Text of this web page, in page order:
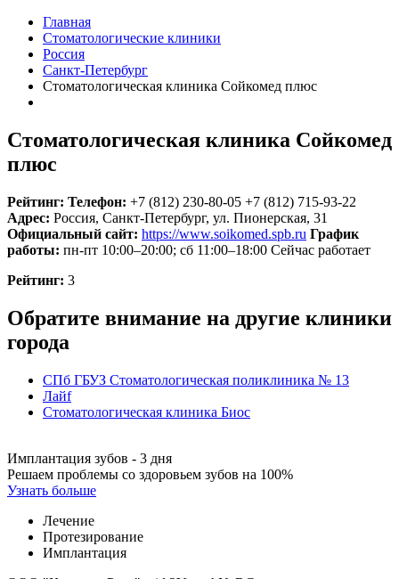
Главная
Стоматологические клиники
Россия
Санкт-Петербург
Стоматологическая клиника Сойкомед плюс
Стоматологическая клиника Сойкомед
плюс
Рейтинг: Телефон: +7 (812) 230-80-05 +7 (812) 715-93-22
Адрес: Россия, Санкт-Петербург, ул. Пионерская, 31
Официальный сайт: https://www.soikomed.spb.ru График
работы: пн-пт 10:00–20:00; сб 11:00–18:00 Сейчас работает
Рейтинг: 3
Обратите внимание на другие клиники
города
СПб ГБУЗ Стоматологическая поликлиника № 13
Лайf
Стоматологическая клиника Биос
Имплантация зубов - 3 дня
Решаем проблемы со здоровьем зубов на 100%
Узнать больше
Лечение
Протезирование
Имплантация